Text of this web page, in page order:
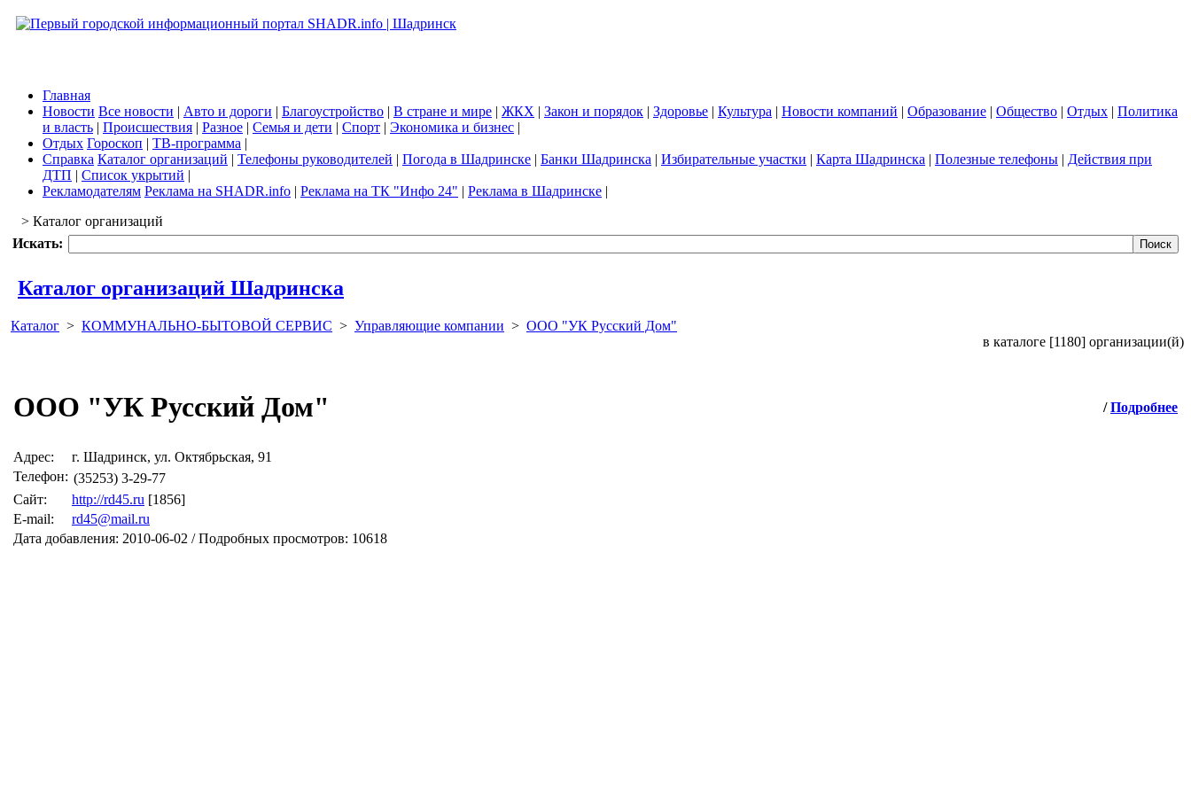
Главная
Новости Все новости | Авто и дороги | Благоустройство | В стране и мире | ЖКХ | Закон и порядок | Здоровье | Культура | Новости компаний | Образование | Общество | Отдых | Политика
и власть | Происшествия | Разное | Семья и дети | Спорт | Экономика и бизнес |
Отдых Гороскоп | ТВ-программа |
Справка Каталог организаций | Телефоны руководителей | Погода в Шадринске | Банки Шадринска | Избирательные участки | Карта Шадринска | Полезные телефоны | Действия при
ДТП | Список укрытий |
Рекламодателям Реклама на SHADR.info | Реклама на ТК "Инфо 24" | Реклама в Шадринске |
> Каталог организаций
Искать:
Каталог организаций Шадринска
Каталог > КОММУНАЛЬНО-БЫТОВОЙ СЕРВИС > Управляющие компании > ООО "УК Русский Дом"
в каталоге [1180] организации(й)
ООО "УК Русский Дом" / Подробнее
Адрес:
г. Шадринск, ул. Октябрьская, 91
Телефон: (35253) 3-29-77
Сайт:
http://rd45.ru [1856]
E-mail:
rd45@mail.ru
Дата добавления: 2010-06-02 / Подробных просмотров: 10618